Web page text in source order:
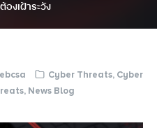
งเฝ้าระวัง
Cyber Threats, Cyber
, News Blog